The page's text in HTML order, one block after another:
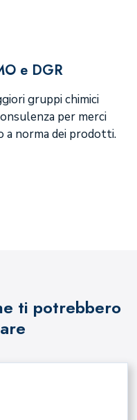
e DGR
gruppi chimici
per merci
a norma dei prodotti.
ti potrebbero